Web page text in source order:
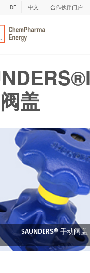
DE 中文 合作伙伴门户
盖
SAUNDERS® 手动阀盖